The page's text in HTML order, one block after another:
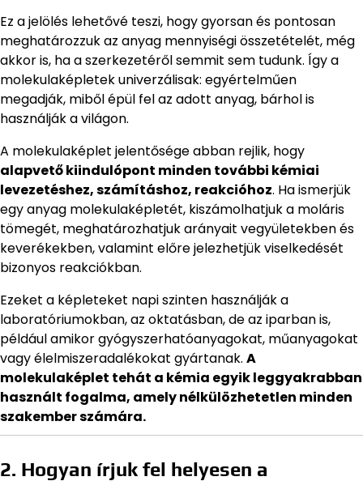
Ez a jelölés lehetővé teszi, hogy gyorsan és pontosan
meghatározzuk az anyag mennyiségi összetételét, még
akkor is, ha a szerkezetéről semmit sem tudunk. Így a
molekulaképletek univerzálisak: egyértelműen
megadják, miből épül fel az adott anyag, bárhol is
használják a világon.
A molekulaképlet jelentősége abban rejlik, hogy
alapvető kiindulópont minden további kémiai
levezetéshez, számításhoz, reakcióhoz. Ha ismerjük
egy anyag molekulaképletét, kiszámolhatjuk a moláris
tömegét, meghatározhatjuk arányait vegyületekben és
keverékekben, valamint előre jelezhetjük viselkedését
bizonyos reakciókban.
Ezeket a képleteket napi szinten használják a
laboratóriumokban, az oktatásban, de az iparban is,
például amikor gyógyszerhatóanyagokat, műanyagokat
vagy élelmiszeradalékokat gyártanak. A
molekulaképlet tehát a kémia egyik leggyakrabban
használt fogalma, amely nélkülözhetetlen minden
szakember számára.
2. Hogyan írjuk fel helyesen a